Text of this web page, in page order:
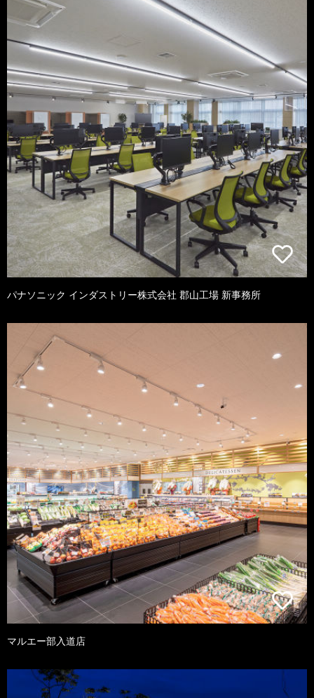
パナソニック インダストリー株式会社 郡山工場 新事務所
マルエー部入道店